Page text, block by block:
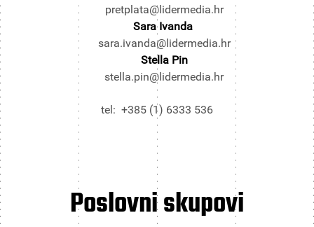
pretplata@lidermedia.hr
Sara Ivanda
sara.ivanda@lidermedia.hr
Stella Pin
stella.pin@lidermedia.hr
tel: +385 (1) 6333 536
Poslovniskupovi